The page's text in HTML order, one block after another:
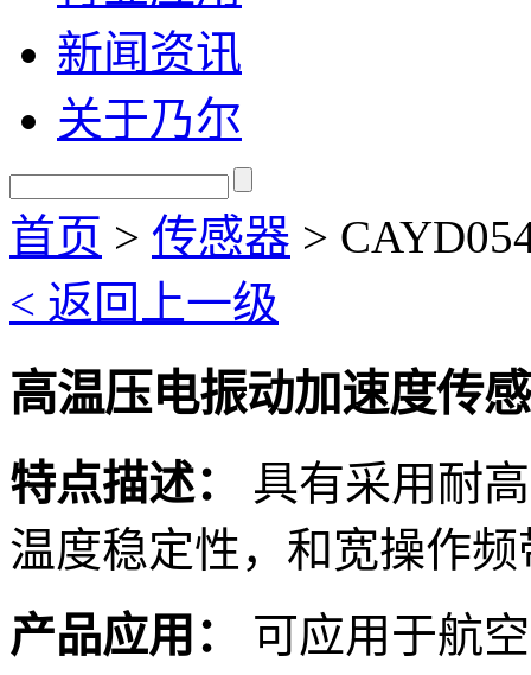
新闻资讯
关于乃尔
首页 > 传感器 >
< 返回上一级
高温压电振动加速度传
特点描述：
具有采用耐
温度稳定性，和宽操作
产品应用：
可应用于航